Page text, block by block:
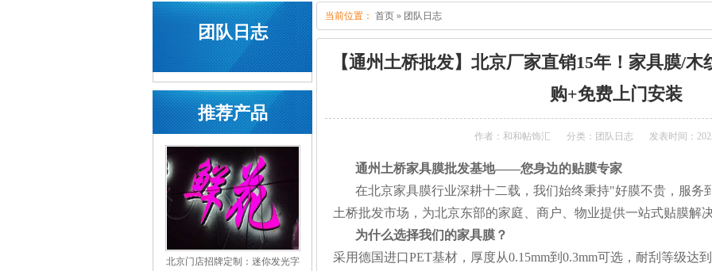
团队日志
推荐产品
北京门店招牌定制：迷你发光字
当前位置： 首页 » 团队日志
【通州土桥批发】北京厂家直销15年！家具膜/
购+免费上门安装
作者：和和帖饰汇 分类：团队日志 发表时间：
通州土桥家具膜批发基地——您身边的贴膜专家
在北京家具膜行业深耕十二载，我们始终秉持"好膜不贵，服务
土桥批发市场，为北京东部的家庭、商户、物业提供一站式贴膜解
为什么选择我们的家具膜？
采用德国进口PET基材，厚度从0.15mm到0.3mm可选，耐刮等级达